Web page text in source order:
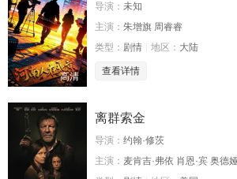
高清
导演： 未知
主演： 朱增旗 周睿睿
类型： 剧情 地区： 大陆
查看详情
离群索金
导演： 约翰·修茨
主演： 麦肯吉·弗依 肖恩·宾 奥德